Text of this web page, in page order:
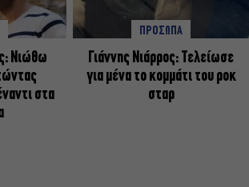
Νιώθω
στα
ΠΡΟΣΩΠΑ
Γιάννης Νιάρρος: Τελείωσε
για μένα το κομμάτι του ροκ
σταρ